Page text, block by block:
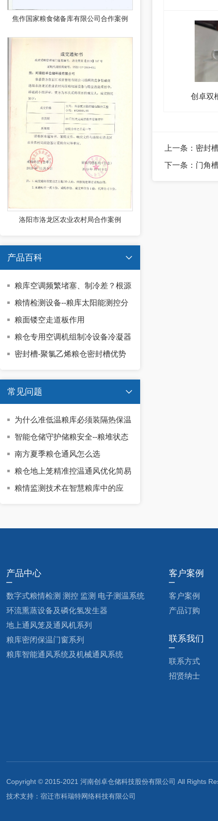
焦作国家粮食储备库有限公司合作案例
洛阳市洛龙区农业农村局合作案例
产品百科 
粮库空调频繁堵塞、制冷差？根源
是什么
粮情检测设备--粮库太阳能测控分
机的适用场景有哪些
粮面镂空走道板作用
粮仓专用空调机组制冷设备冷凝器
的特性是什么
密封槽-聚氯乙烯粮仓密封槽优势
常见问题 
为什么准低温粮库必须装隔热保温
门
智能仓储守护储粮安全--粮堆状态
精准监测的重要性
南方夏季粮仓通风怎么选
粮仓地上笼精准控温通风优化简易
方案｜低损耗、易落地、高节能
粮情监测技术在智慧粮库中的应
创卓双
上一条： 密封
下一条： 门角
产品中心
数字式粮情检测 测控 监测 电子测温系统
环流熏蒸设备及磷化氢发生器
地上通风笼及通风机系列
粮库密闭保温门窗系列
粮库智能通风系统及机械通风系统
客户案例
客户案例
产品订购
联系我们
联系方式
招贤纳士
Copyright © 2015-2021 河南创卓仓储科技股份有限公司 All Rights
技术支持：宿迁市科瑞特网络科技有限公司